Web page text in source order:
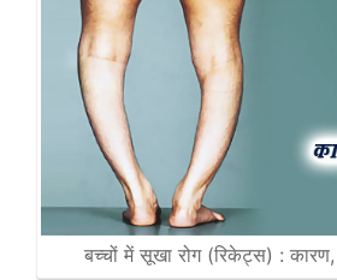
बच्चों में सूखा रोग (रिकेट्स) :